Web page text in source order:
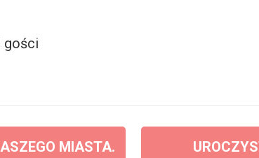
gości
MIASTA.